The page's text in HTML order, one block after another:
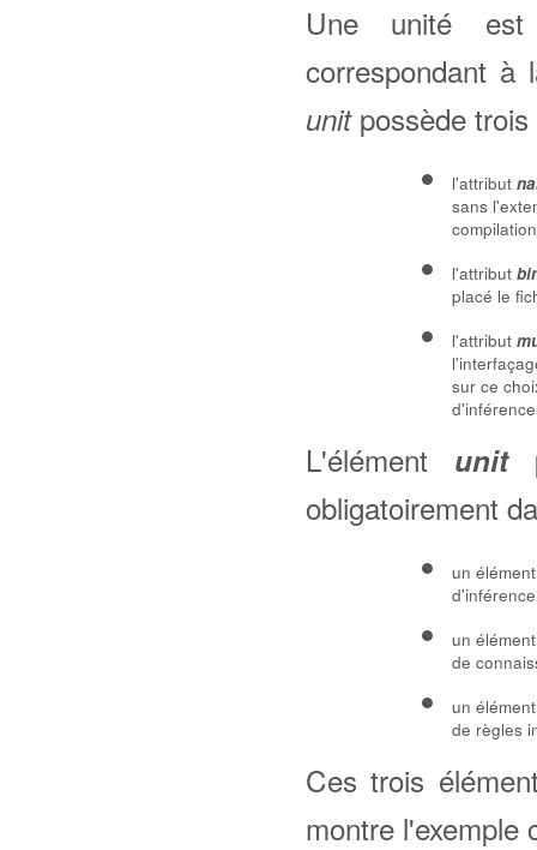
Une unité
correspondant
unitpossède trois
l'attribut
sans
l'attribut
placé le
l'attribut
sur ce
L'élément unit
obligatoirement
un
un
de
un
de règles
Ces trois
montre l'exemple